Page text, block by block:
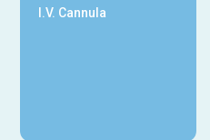
I.V. Cannula